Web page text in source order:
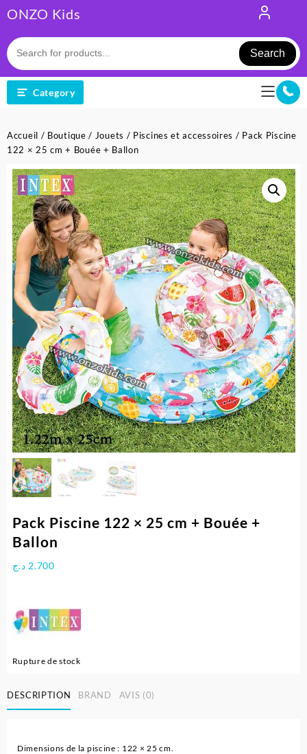
to
content
ONZO Kids
Search
Category
Accueil / Boutique / Jouets / Piscines et accessoires / Pack Piscine
122 × 25 cm + Bouée + Ballon
Pack Piscine 122 × 25 cm + Bouée +
Ballon
2.700 د.ج
Rupture de stock
DESCRIPTION BRAND AVIS (0)
Dimensions de la piscine : 122 × 25 cm.